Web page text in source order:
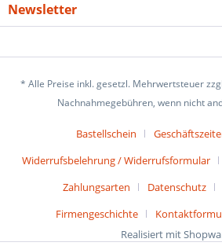
Newsletter
* Alle Preise inkl. gesetzl. Mehrwertsteuer
Nachnahmegebühren, wenn nicht
Bastellschein
Widerrufsbelehrung / Widerrufsformular
Zahlungsarten
Datenschutz
Firmengeschichte
Realisiert mit